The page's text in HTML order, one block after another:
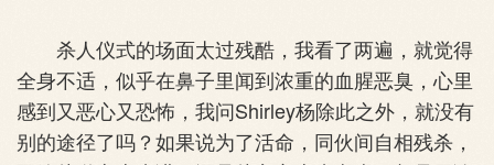
杀人仪式的场面太过残酷，我看了两遍，就觉得
全身不适，似乎在鼻子里闻到浓重的血腥恶臭，心里
感到又恶心又恐怖，我问Shirley杨除此之外，就没有
别的途径了吗？如果说为了活命，同伙间自相残杀，